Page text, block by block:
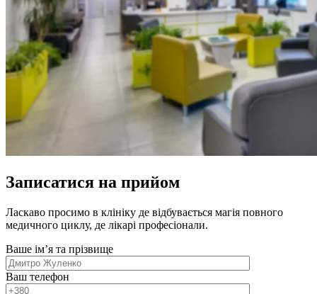
Записатися на прийом
Ласкаво просимо в клініку де відбувається магія повного
медичного циклу, де лікарі професіонали.
Ваше імʼя та прізвище
Ваш телефон